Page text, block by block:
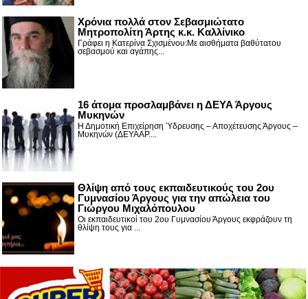
Χρόνια πολλά στον Σεβασμιώτατο
Μητροπολίτη Άρτης κ.κ. Καλλίνικο
Γράφει η Κατερίνα Σχισμένου:Με αισθήματα βαθύτατου
σεβασμού και αγάπης...
16 άτομα προσλαμβάνει η ΔΕΥΑ Άργους
Μυκηνών
Η Δημοτική Επιχείρηση Ύδρευσης – Αποχέτευσης Άργους –
Μυκηνών (ΔΕΥΑΑΡ....
Θλίψη από τους εκπαιδευτικούς του 2ου
Γυμνασίου Άργους για την απώλεια του
Γιώργου Μιχαλόπουλου
Οι εκπαιδευτικοί του 2ου Γυμνασίου Άργους εκφράζουν τη
θλίψη τους για ...